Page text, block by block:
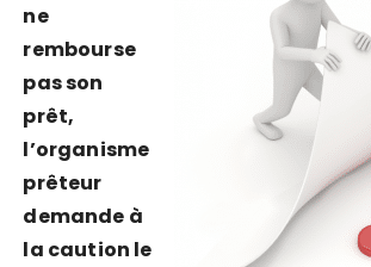
ne
rembourse
pas son
prêt,
l’organisme
prêteur
demande à
la caution le